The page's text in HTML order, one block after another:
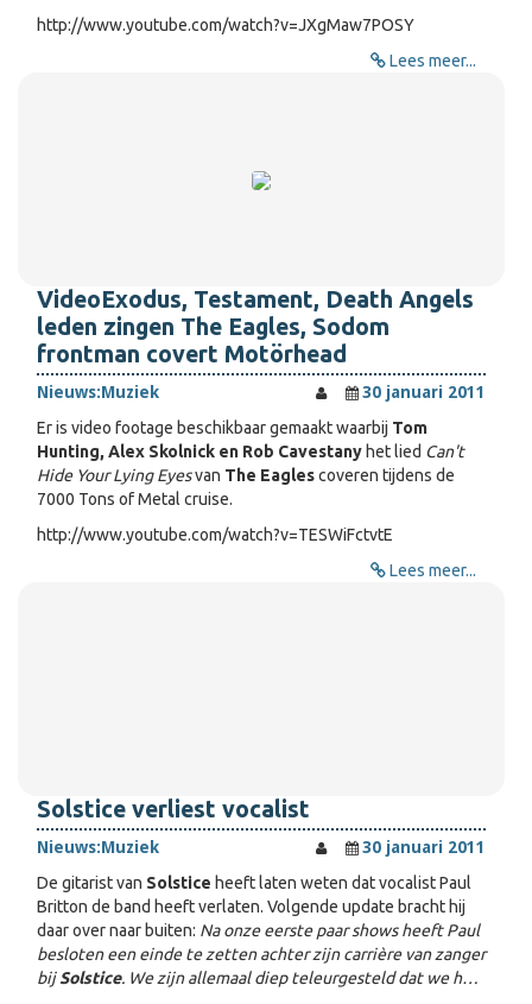
http://www.youtube.com/watch?v=JXgMaw7POSY
Lees meer...
VideoExodus, Testament, Death Angels
leden zingen The Eagles, Sodom
frontman covert Motörhead
Nieuws:Muziek
30 januari 2011
Er is video footage beschikbaar gemaakt waarbij Tom
Hunting, Alex Skolnick en Rob Cavestany het lied Can't
Hide Your Lying Eyesvan The Eaglescoveren tijdens de
7000 Tons of Metal cruise.
http://www.youtube.com/watch?v=TESWiFctvtE
Lees meer...
Solstice verliest vocalist
Nieuws:Muziek
30 januari 2011
De gitarist van Solstice heeft laten weten dat vocalist Paul
Britton de band heeft verlaten. Volgende update bracht hij
daar over naar buiten: Na onze eerste paar shows heeft Paul
besloten een einde te zetten achter zijn carrière van zanger
bijSolstice. We zijn allemaal diep teleurgesteld dat we h…